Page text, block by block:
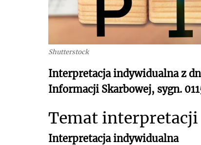
Shutterstock
Interpretacja indywidualna z
Informacji Skarbowej, sygn.
Temat interpretacji
Interpretacja indywidualna